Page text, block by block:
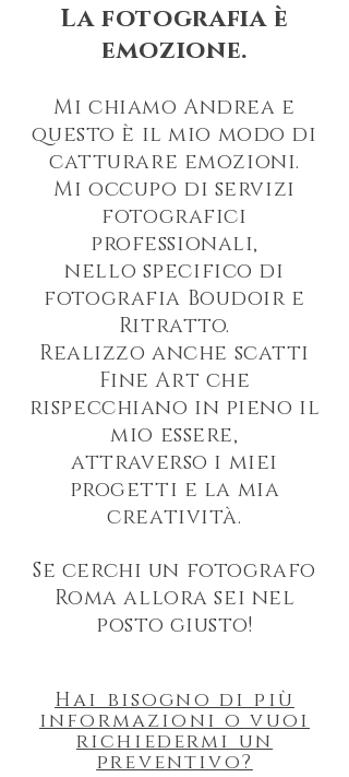
La fotografia è
emozione.
Mi chiamo Andrea e
questo è il mio modo di
catturare emozioni.
Mi occupo di servizi
fotografici
professionali,
nello specifico di
fotografia Boudoir e
Ritratto.
Realizzo anche scatti
Fine Art che
rispecchiano in pieno il
mio essere,
attraverso i miei
progetti e la mia
creatività.
Se cerchi un fotografo
Roma allora sei nel
posto giusto!
Hai bisogno di più
informazioni o vuoi
richiedermi un
preventivo?